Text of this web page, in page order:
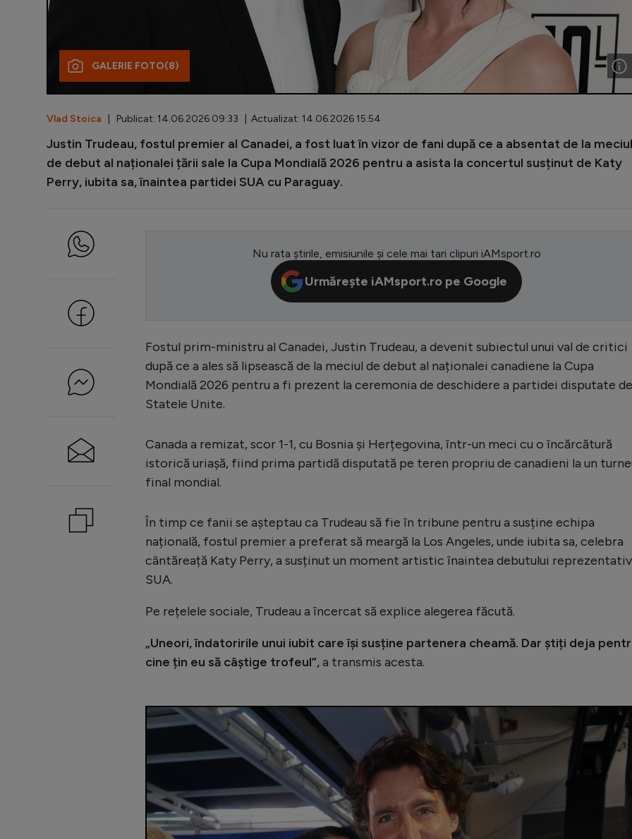
GALERIE FOTO(8)
Vlad Stoica | Publicat: 14.06.2026 09:33 | Actualizat: 14.06.2026 15:54
Justin Trudeau, fostul premier al Canadei, a fost luat în vizor de fani după ce a absentat de la meciul
de debut al naționalei țării sale la Cupa Mondială 2026 pentru a asista la concertul susținut de Katy
Perry, iubita sa, înaintea partidei SUA cu Paraguay.
Nu rata știrile, emisiunile și cele mai tari clipuri iAMsport.ro
Urmărește iAMsport.ro pe Google
Fostul prim-ministru al Canadei, Justin Trudeau, a devenit subiectul unui val de critici
după ce a ales să lipsească de la meciul de debut al naționalei canadiene la Cupa
Mondială 2026 pentru a fi prezent la ceremonia de deschidere a partidei disputate de
Statele Unite.
Canada a remizat, scor 1-1, cu Bosnia și Herțegovina, într-un meci cu o încărcătură
istorică uriașă, fiind prima partidă disputată pe teren propriu de canadieni la un
final mondial.
În timp ce fanii se așteptau ca Trudeau să fie în tribune pentru a susține echipa
națională, fostul premier a preferat să meargă la Los Angeles, unde iubita sa, celebra
cântăreață Katy Perry, a susținut un moment artistic înaintea debutului
SUA.
Pe rețelele sociale, Trudeau a încercat să explice alegerea făcută.
„Uneori, îndatoririle unui iubit care își susține partenera cheamă. Dar știți deja
cine țin eu să câștige trofeul”,a transmis acesta.